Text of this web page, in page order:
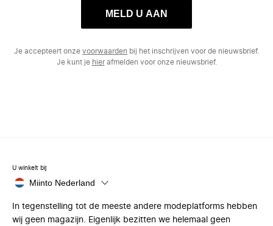
MELD U AAN
Je accepteert onze voorwaarden bij het inschrijven voor de nieuwsbrief.
Je kunt je hierafmelden voor onze nieuwsbrief.
U winkelt bij
Miinto Nederland
In tegenstelling tot de meeste andere modeplatforms hebben
wij geen magazijn. Eigenlijk bezitten we helemaal geen